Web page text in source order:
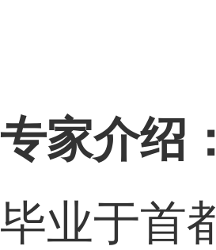
专家介绍：
毕业于首